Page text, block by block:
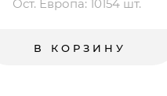
Ост. Европа: 10154 шт.
В КОРЗИНУ